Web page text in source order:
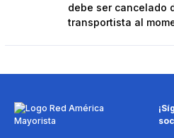
debe ser cancelado
transportista al